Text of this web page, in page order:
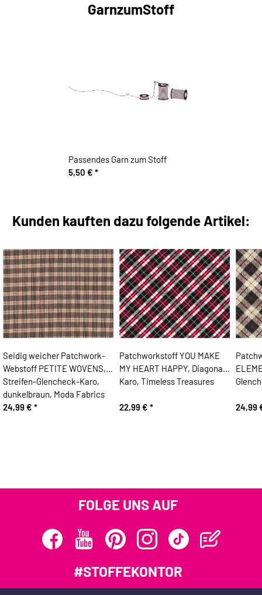
GarnzumStoff
Passendes Garn zum Stoff
5,50 € *
Kunden kauften dazu folgende Artikel:
Seidig weicher Patchwork-
Webstoff PETITE WOVENS,
Streifen-Glencheck-Karo,
dunkelbraun, Moda Fabrics
24,99 € *
Patchworkstoff YOU MAKE
MY HEART HAPPY, Diagonal-
Karo, Timeless Treasures
22,99 € * 24,99
FOLGE UNS AUF
#STOFFEKONTOR